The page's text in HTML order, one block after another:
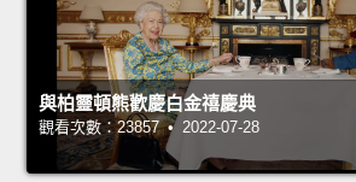
與柏靈頓熊歡慶白金禧慶典
觀看次數：23857 • 2022-07-28